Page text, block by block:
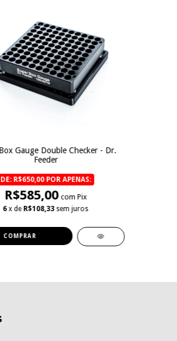
Gauge Double Checker - Dr.
Feeder
DE: R$650,00 POR APENAS:
R$585,00 com Pix
6 x de R$108,33 sem juros
COMPRAR